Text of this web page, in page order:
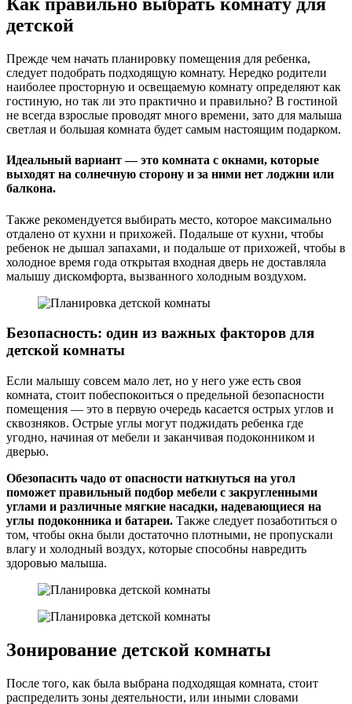
детской
Прежде чем начать планировку помещения для ребенка,
следует подобрать подходящую комнату. Нередко родители
наиболее просторную и освещаемую комнату определяют как
гостиную, но так ли это практично и правильно? В гостиной
не всегда взрослые проводят много времени, зато для малыша
светлая и большая комната будет самым настоящим подарком.
Идеальный вариант — это комната с окнами, которые
выходят на солнечную сторону и за ними нет лоджии или
балкона.
Также рекомендуется выбирать место, которое максимально
отдалено от кухни и прихожей. Подальше от кухни, чтобы
ребенок не дышал запахами, и подальше от прихожей, чтобы в
холодное время года открытая входная дверь не доставляла
малышу дискомфорта, вызванного холодным воздухом.
Безопасность: один из важных факторов для
детской комнаты
Если малышу совсем мало лет, но у него уже есть своя
комната, стоит побеспокоиться о предельной безопасности
помещения — это в первую очередь касается острых углов и
сквозняков. Острые углы могут поджидать ребенка где
угодно, начиная от мебели и заканчивая подоконником и
дверью.
Обезопасить чадо от опасности наткнуться на угол
поможет правильный подбор мебели с закругленными
углами и различные мягкие насадки, надевающиеся на
углы подоконника и батареи. Также следует позаботиться о
том, чтобы окна были достаточно плотными, не пропускали
влагу и холодный воздух, которые способны навредить
здоровью малыша.
Зонирование детской комнаты
После того, как была выбрана подходящая комната, стоит
распределить зоны деятельности, или иными словами